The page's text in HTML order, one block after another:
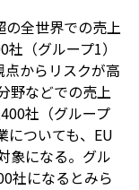
全世界での売上
（グループ1）
からリスクが高
野などでの売上
社（グループ
についても、EU
象になる。グル
社になるとみら